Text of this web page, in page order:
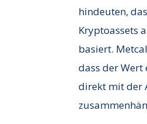
hindeuten,
Kryptoassets
basiert.
dass der Wert
direkt mit der